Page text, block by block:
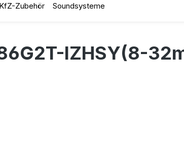
KfZ-Zubehör Soundsysteme
IZHSY(8-